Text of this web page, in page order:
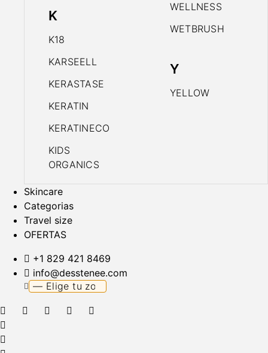
K
K18
KARSEELL
KERASTASE
KERATIN
KERATINECO
KIDS
ORGANICS
WELLNESS
WETBRUSH
Y
YELLOW
Skincare
Categorias
Travel size
OFERTAS
+1 829 421 8469
info@desstenee.com